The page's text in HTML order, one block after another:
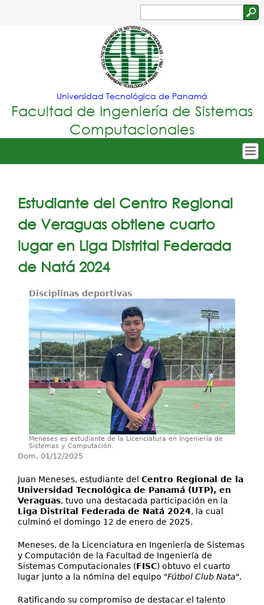
Jump to navigation
Formulario
de
búsqueda
Universidad Tecnológica de Panamá
Facultad de Ingeniería de Sistemas
Computacionales
Menu
Principal
Nuestra Facultad
Oferta Académica
Secretarías
Departamentos
Servicios
Estudiante del Centro Regional
de Veraguas obtiene cuarto
lugar en Liga Distrital Federada
de Natá 2024
Disciplinas deportivas
Meneses es estudiante de la Licenciatura en Ingeniería de
Sistemas y Computación.
Dom, 01/12/2025
Juan Meneses, estudiante del Centro Regional de la
Universidad Tecnológica de Panamá (UTP), en
Veraguas, tuvo una destacada participación en la
Liga Distrital Federada de Natá 2024, la cual
culminó el domingo 12 de enero de 2025.
Meneses, de la Licenciatura en Ingeniería de Sistemas
y Computación de la Facultad de Ingeniería de
Sistemas Computacionales (FISC) obtuvo el cuarto
lugar junto a la nómina del equipo "Fútbol Club Nata".
Ratificando su compromiso de destacar el talento